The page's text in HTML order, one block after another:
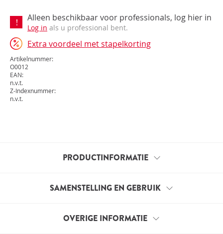
Alleen beschikbaar voor professionals, log hier in
Log in als u professional bent.
Extra voordeel met stapelkorting
Artikelnummer:
O0012
EAN:
n.v.t.
Z-Indexnummer:
n.v.t.
PRODUCTINFORMATIE
Deze brochure is bedoeld voor professionele klanten
SAMENSTELLING EN GEBRUIK
OVERIGE INFORMATIE